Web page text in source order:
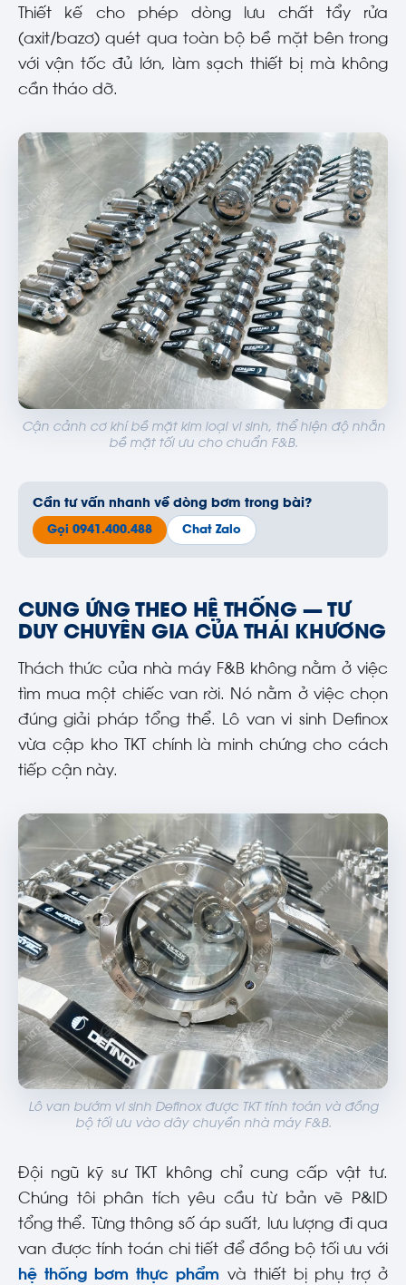
Thiết kế cho phép dòng lưu chất tẩy rửa
(axit/bazơ) quét qua toàn bộ bề mặt bên trong
với vận tốc đủ lớn, làm sạch thiết bị mà không
cần tháo dỡ.
Cận cảnh cơ khí bề mặt kim loại vi sinh, thể hiện độ nhẵn
bề mặt tối ưu cho chuẩn F&B.
Cần tư vấn nhanh về dòng bơm trong bài?
Gọi 0941.400.488 Chat Zalo
CUNG ỨNG THEO HỆ THỐNG — TƯ
DUY CHUYÊN GIA CỦA THÁI KHƯƠNG
Thách thức của nhà máy F&B không nằm ở việc
tìm mua một chiếc van rời. Nó nằm ở việc chọn
đúng giải pháp tổng thể. Lô van vi sinh Definox
vừa cập kho TKT chính là minh chứng cho cách
tiếp cận này.
Lô van bướm vi sinh Definox được TKT tính toán và đồng
bộ tối ưu vào dây chuyền nhà máy F&B.
Đội ngũ kỹ sư TKT không chỉ cung cấp vật tư.
Chúng tôi phân tích yêu cầu từ bản vẽ P&ID
tổng thể. Từng thông số áp suất, lưu lượng đi qua
van được tính toán chi tiết để đồng bộ tối ưu với
hệ thống bơm thực phẩm và thiết bị phụ trợ ở